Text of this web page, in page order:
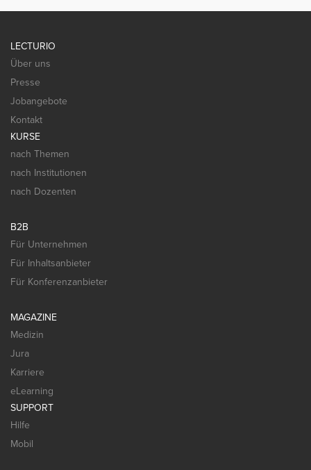
LECTURIO
Über uns
Presse
Jobangebote
Kontakt
KURSE
nach Themen
nach Institutionen
nach Dozenten
B2B
Für Unternehmen
Für Inhaltsanbieter
Für Konferenzanbieter
MAGAZINE
Medizin
Jura
Karriere
eLearning
SUPPORT
Hilfe
Mobil